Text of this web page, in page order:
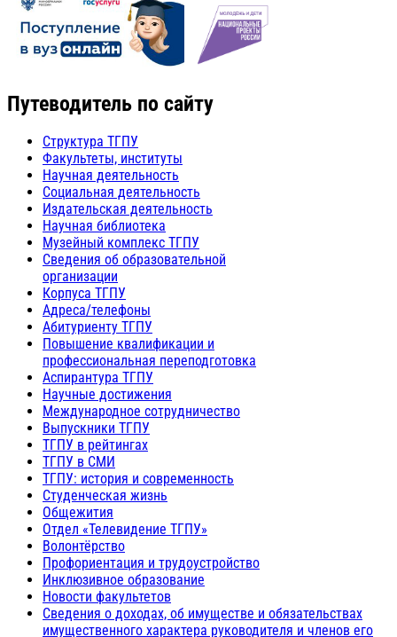
Путеводитель по сайту
Структура ТГПУ
Факультеты, институты
Научная деятельность
Социальная деятельность
Издательская деятельность
Научная библиотека
Музейный комплекс ТГПУ
Сведения об образовательной
организации
Корпуса ТГПУ
Адреса/телефоны
Абитуриенту ТГПУ
Повышение квалификации и
профессиональная переподготовка
Аспирантура ТГПУ
Научные достижения
Международное сотрудничество
Выпускники ТГПУ
ТГПУ в рейтингах
ТГПУ в СМИ
ТГПУ: история и современность
Студенческая жизнь
Общежития
Отдел «Телевидение ТГПУ»
Волонтёрство
Профориентация и трудоустройство
Инклюзивное образование
Новости факультетов
Сведения о доходах, об имуществе и обязательствах
имущественного характера руководителя и членов его